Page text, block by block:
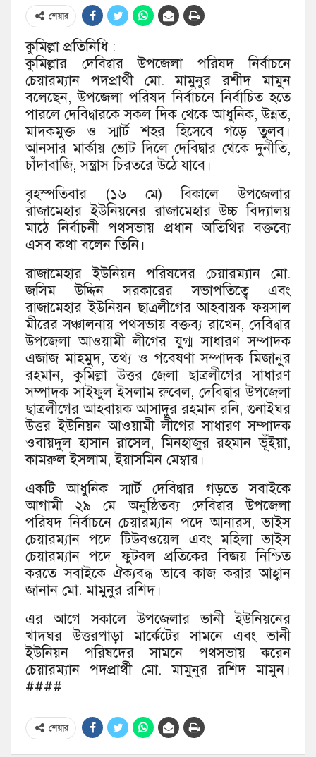
শেয়ার
কুমিল্লা প্রতিনিধি :
কুমিল্লার দেবিদ্বার উপজেলা পরিষদ নির্বাচনে
চেয়ারম্যান পদপ্রার্থী মো. মামুনুর রশীদ মামুন
বলেছেন, উপজেলা পরিষদ নির্বাচনে নির্বাচিত হতে
পারলে দেবিদ্বারকে সকল দিক থেকে আধুনিক, উন্নত,
মাদকমুক্ত ও স্মার্ট শহর হিসেবে গড়ে তুলব।
আনসার মার্কায় ভোট দিলে দেবিদ্বার থেকে দুনীতি,
চাঁদাবাজি, সন্ত্রাস চিরতরে উঠে যাবে।
বৃহস্পতিবার (১৬ মে) বিকালে উপজেলার
রাজামেহার ইউনিয়নের রাজামেহার উচ্চ বিদ্যালয়
মাঠে নির্বাচনী পথসভায় প্রধান অতিথির বক্তব্যে
এসব কথা বলেন তিনি।
রাজামেহার ইউনিয়ন পরিষদের চেয়ারম্যান মো.
জসিম উদ্দিন সরকারের সভাপতিত্বে এবং
রাজামেহার ইউনিয়ন ছাত্রলীগের আহবায়ক ফয়সাল
মীরের সঞ্চালনায় পথসভায় বক্তব্য রাখেন, দেবিদ্বার
উপজেলা আওয়ামী লীগের যুগ্ম সাধারণ সম্পাদক
এজাজ মাহমুদ, তথ্য ও গবেষণা সম্পাদক মিজানুর
রহমান, কুমিল্লা উত্তর জেলা ছাত্রলীগের সাধারণ
সম্পাদক সাইফুল ইসলাম রুবেল, দেবিদ্বার উপজেলা
ছাত্রলীগের আহবায়ক আসাদুর রহমান রনি, গুনাইঘর
উত্তর ইউনিয়ন আওয়ামী লীগের সাধারণ সম্পাদক
ওবায়দুল হাসান রাসেল, মিনহাজুর রহমান ভূঁইয়া,
কামরুল ইসলাম, ইয়াসমিন মেম্বার।
একটি আধুনিক স্মার্ট দেবিদ্বার গড়তে সবাইকে
আগামী ২৯ মে অনুষ্ঠিতব্য দেবিদ্বার উপজেলা
পরিষদ নির্বাচনে চেয়ারম্যান পদে আনারস, ভাইস
চেয়ারম্যান পদে টিউবওয়েল এবং মহিলা ভাইস
চেয়ারম্যান পদে ফুটবল প্রতিকের বিজয় নিশ্চিত
করতে সবাইকে ঐক্যবদ্ধ ভাবে কাজ করার আহ্বান
জানান মো. মামুনুর রশিদ।
এর আগে সকালে উপজেলার ভানী ইউনিয়নের
খাদঘর উত্তরপাড়া মার্কেটের সামনে এবং ভানী
ইউনিয়ন পরিষদের সামনে পথসভায় করেন
চেয়ারম্যান পদপ্রার্থী মো. মামুনুর রশিদ মামুন।
####
শেয়ার